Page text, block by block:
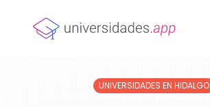
UNIVERSIDADES EN HIDALGO